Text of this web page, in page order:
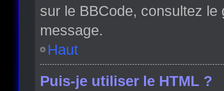
sur le BBCode, consultez
message.
Haut
Puis-je utiliser le HTML ?